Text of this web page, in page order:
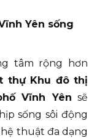
Yên sống
tâm rộng hơn
thự Khu đô thị
Vĩnh Yên sẽ
sống sôi động
thuật đa dạng